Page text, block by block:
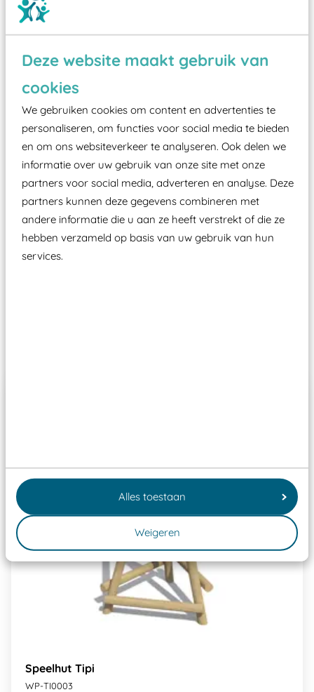
Deze website maakt gebruik van
cookies
We gebruiken cookies om content en advertenties te
personaliseren, om functies voor social media te bieden
en om ons websiteverkeer te analyseren. Ook delen we
informatie over uw gebruik van onze site met onze
partners voor social media, adverteren en analyse. Deze
partners kunnen deze gegevens combineren met
andere informatie die u aan ze heeft verstrekt of die ze
hebben verzameld op basis van uw gebruik van hun
services.
Alles toestaan
Weigeren
Wist je dat:
Vanaf een valhoogte van 1,5 meter een speciale
valondergrond onder speeltoestellen verplicht is
zoals kunstgras, rubber tegels of boomschors?
Elk speeltoestel in de openbare ruimte voorzien
moet zijn van een typekeuring, -plaatje en
certificering, uitgegeven door een Nederlands
aangewezen keuringsinstantie?
Wij ook speeltoestellen kunnen laten keuren zodat
Speelhut Tipi
WP-TI0003